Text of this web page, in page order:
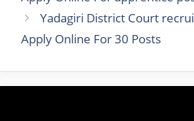
Yadagiri District Court
Apply Online For 30 Posts